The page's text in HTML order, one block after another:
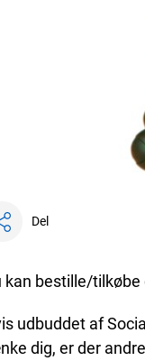
Del
kan bestille/tilkøbe
udbuddet af
dig, er der